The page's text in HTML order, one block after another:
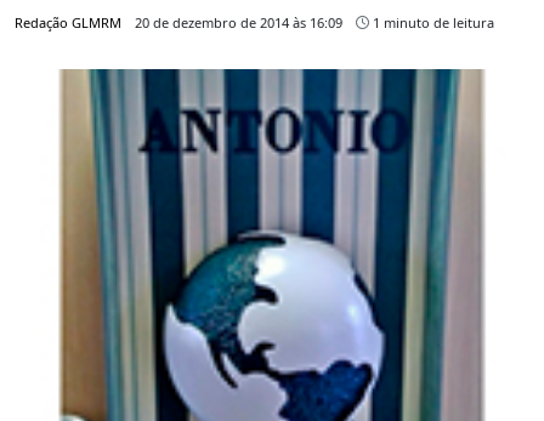
Redação GLMRM 20 de dezembro de 2014 às 16:09 1 minuto de leitura